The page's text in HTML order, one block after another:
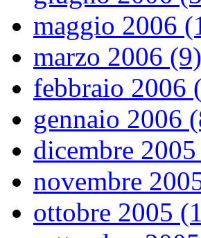
maggio 2006
marzo 2006 (9)
febbraio 2006
gennaio 2006
dicembre
novembre
ottobre 2005